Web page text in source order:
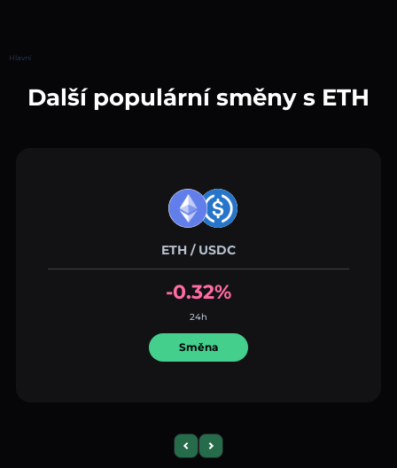
Hlavní
Další populární směny s ETH
ETH / USDC
-0.32%
24h
Směna
Previous slide
Next slide